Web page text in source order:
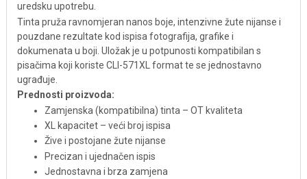
uredsku upotrebu.
Tinta pruža ravnomjeran nanos boje, intenzivne žute nijanse i
pouzdane rezultate kod ispisa fotografija, grafike i
dokumenata u boji. Uložak je u potpunosti kompatibilan s
pisačima koji koriste CLI-571XL format te se jednostavno
ugrađuje.
Prednosti proizvoda:
Zamjenska (kompatibilna) tinta – OT kvaliteta
XL kapacitet – veći broj ispisa
Žive i postojane žute nijanse
Precizan i ujednačen ispis
Jednostavna i brza zamjena